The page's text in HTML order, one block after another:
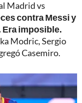
Madrid vs
contra Messi y
imposible.
Modric, Sergio
Casemiro.